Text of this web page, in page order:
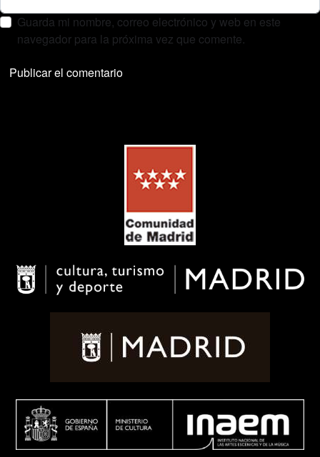
Guarda mi nombre, correo electrónico y web en este
navegador para la próxima vez que comente.